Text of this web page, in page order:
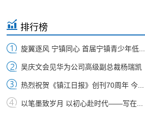
排行榜
旋翼逐风 宁镇同心 首届宁镇青少年低...
吴庆文会见华为公司高级副总裁杨瑞凯
热烈祝贺《镇江日报》创刊70周年 今...
以笔墨致岁月 以初心赴时代——写在...